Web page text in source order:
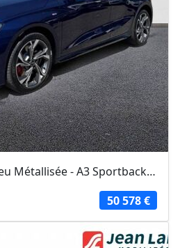
AUDI A3/S3 2026 - Bleu Métallisée - A3 Sportback TFSI e Hybride rechargeable...
50 578 €